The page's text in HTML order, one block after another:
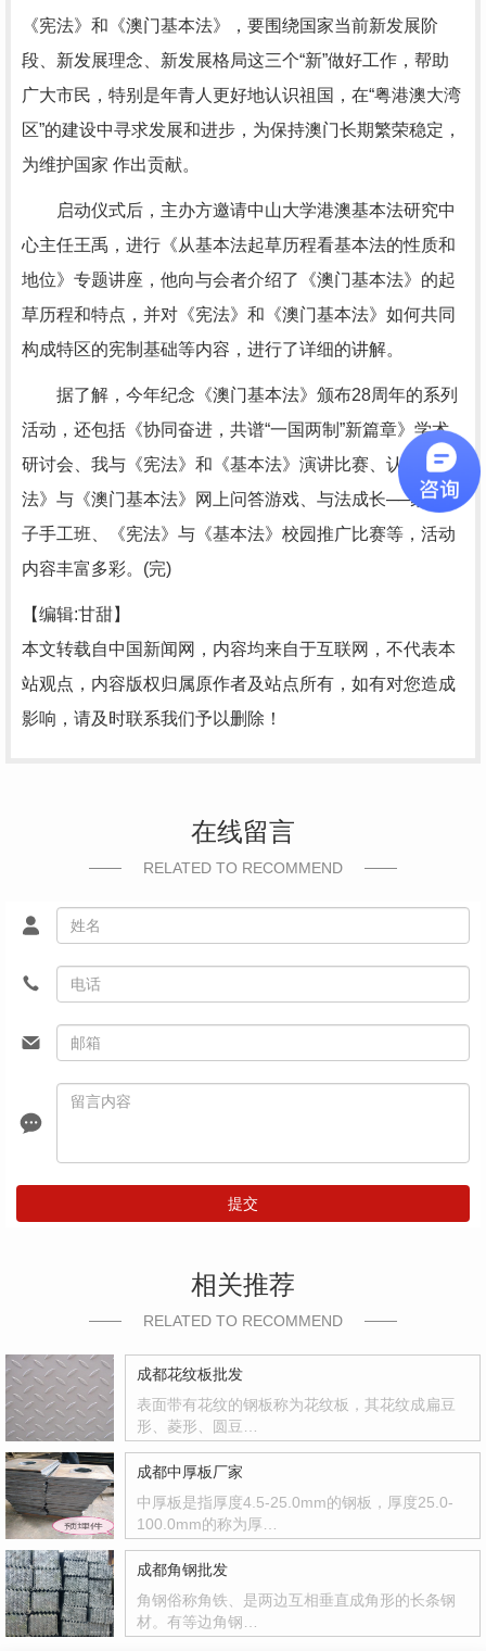
《宪法》和《澳门基本法》，要围绕国家当前新发展阶
段、新发展理念、新发展格局这三个“新”做好工作，帮助
广大市民，特别是年青人更好地认识祖国，在“粤港澳大湾
区”的建设中寻求发展和进步，为保持澳门长期繁荣稳定，
为维护国家 作出贡献。
启动仪式后，主办方邀请中山大学港澳基本法研究中
心主任王禹，进行《从基本法起草历程看基本法的性质和
地位》专题讲座，他向与会者介绍了《澳门基本法》的起
草历程和特点，并对《宪法》和《澳门基本法》如何共同
构成特区的宪制基础等内容，进行了详细的讲解。
据了解，今年纪念《澳门基本法》颁布28周年的系列
活动，还包括《协同奋进，共谱“一国两制”新篇章》学术
研讨会、我与《宪法》和《基本法》演讲比赛、认识《宪
法》与《澳门基本法》网上问答游戏、与法成长──家庭亲
子手工班、《宪法》与《基本法》校园推广比赛等，活动
内容丰富多彩。(完)
【编辑:甘甜】
本文转载自中国新闻网，内容均来自于互联网，不代表本
站观点，内容版权归属原作者及站点所有，如有对您造成
影响，请及时联系我们予以删除！
在线留言
RELATED TO RECOMMEND
提交
相关推荐
RELATED TO RECOMMEND
成都花纹板批发
表面带有花纹的钢板称为花纹板，其花纹成扁豆
形、菱形、圆豆…
成都中厚板厂家
中厚板是指厚度4.5-25.0mm的钢板，厚度25.0-
100.0mm的称为厚…
成都角钢批发
角钢俗称角铁、是两边互相垂直成角形的长条钢
材。有等边角钢…